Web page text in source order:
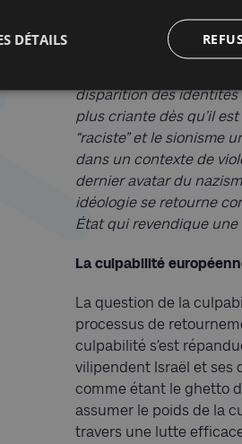
continuer à exister en
massifiée et
identitaire contredit
disparition des identités
plus criante dès qu’il
“raciste” et le sionisme
dans un contexte de
dernier avatar du
idéologie se retourne
État qui revendique
La culpabilité
La question de la
processus de
culpabilité s’est
vilipendent Israël et ses
comme étant le ghetto
assumer le poids de la
travers une lutte
DÉTAILS